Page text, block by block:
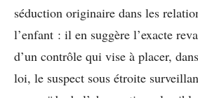
séduction originaire dans les
l’enfant : il en suggère l’exacte
d’un contrôle qui vise à placer,
loi, le suspect sous étroite